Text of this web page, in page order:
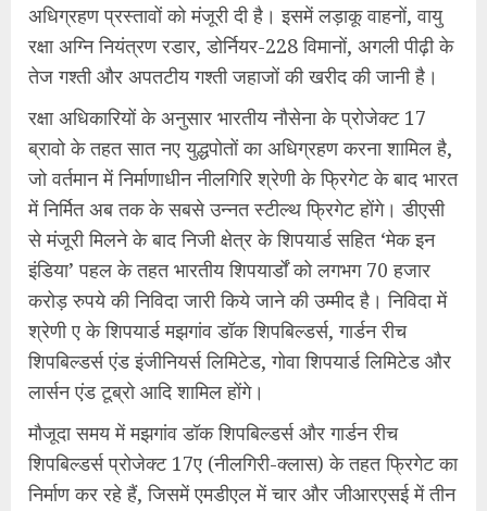
अधिग्रहण प्रस्तावों को मंजूरी दी है। इसमें लड़ाकू वाहनों, वायु
रक्षा अग्नि नियंत्रण रडार, डोर्नियर-228 विमानों, अगली पीढ़ी के
तेज गश्ती और अपतटीय गश्ती जहाजों की खरीद की जानी है।
रक्षा अधिकारियों के अनुसार भारतीय नौसेना के प्रोजेक्ट 17
ब्रावो के तहत सात नए युद्धपोतों का अधिग्रहण करना शामिल है,
जो वर्तमान में निर्माणाधीन नीलगिरि श्रेणी के फ्रिगेट के बाद भारत
में निर्मित अब तक के सबसे उन्नत स्टील्थ फ्रिगेट होंगे। डीएसी
से मंजूरी मिलने के बाद निजी क्षेत्र के शिपयार्ड सहित ‘मेक इन
इंडिया’ पहल के तहत भारतीय शिपयार्डों को लगभग 70 हजार
करोड़ रुपये की निविदा जारी किये जाने की उम्मीद है। निविदा में
श्रेणी ए के शिपयार्ड मझगांव डॉक शिपबिल्डर्स, गार्डन रीच
शिपबिल्डर्स एंड इंजीनियर्स लिमिटेड, गोवा शिपयार्ड लिमिटेड और
लार्सन एंड टूब्रो आदि शामिल होंगे।
मौजूदा समय में मझगांव डॉक शिपबिल्डर्स और गार्डन रीच
शिपबिल्डर्स प्रोजेक्ट 17ए (नीलगिरी-क्लास) के तहत फ्रिगेट का
निर्माण कर रहे हैं, जिसमें एमडीएल में चार और जीआरएसई में तीन